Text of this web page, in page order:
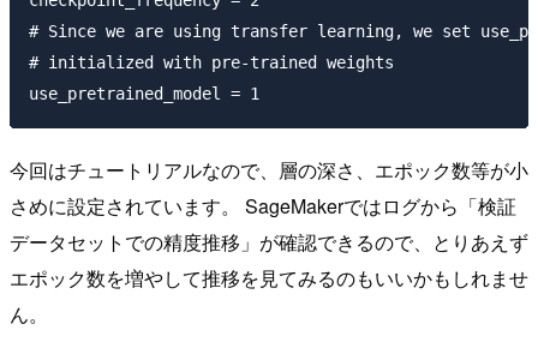
# Since we are using transfer learning, we set
# initialized with pre-trained weights
今回はチュートリアルなので、層の深さ、エポック数等が小
さめに設定されています。 SageMakerではログから「検証
データセットでの精度推移」が確認できるので、とりあえず
エポック数を増やして推移を見てみるのもいいかもしれませ
ん。